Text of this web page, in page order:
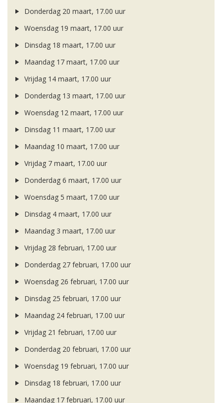
Donderdag 20 maart, 17.00 uur
Woensdag 19 maart, 17.00 uur
Dinsdag 18 maart, 17.00 uur
Maandag 17 maart, 17.00 uur
Vrijdag 14 maart, 17.00 uur
Donderdag 13 maart, 17.00 uur
Woensdag 12 maart, 17.00 uur
Dinsdag 11 maart, 17.00 uur
Maandag 10 maart, 17.00 uur
Vrijdag 7 maart, 17.00 uur
Donderdag 6 maart, 17.00 uur
Woensdag 5 maart, 17.00 uur
Dinsdag 4 maart, 17.00 uur
Maandag 3 maart, 17.00 uur
Vrijdag 28 februari, 17.00 uur
Donderdag 27 februari, 17.00 uur
Woensdag 26 februari, 17.00 uur
Dinsdag 25 februari, 17.00 uur
Maandag 24 februari, 17.00 uur
Vrijdag 21 februari, 17.00 uur
Donderdag 20 februari, 17.00 uur
Woensdag 19 februari, 17.00 uur
Dinsdag 18 februari, 17.00 uur
Maandag 17 februari, 17.00 uur